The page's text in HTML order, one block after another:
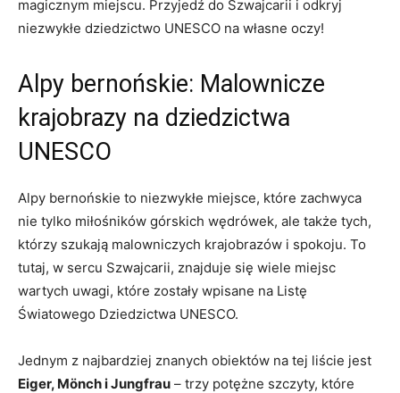
magicznym miejscu. Przyjedź do Szwajcarii i odkryj
niezwykłe dziedzictwo UNESCO na własne oczy!
Alpy bernońskie: Malownicze
krajobrazy na dziedzictwa
UNESCO
Alpy bernońskie to niezwykłe miejsce, które zachwyca
nie tylko miłośników górskich wędrówek, ale także tych,
którzy szukają malowniczych krajobrazów i spokoju. To
tutaj, w sercu Szwajcarii, znajduje się wiele miejsc
wartych uwagi, które zostały wpisane na Listę
Światowego Dziedzictwa UNESCO.
Jednym z najbardziej znanych obiektów na tej liście jest
Eiger, Mönch i Jungfrau – trzy potężne szczyty, które